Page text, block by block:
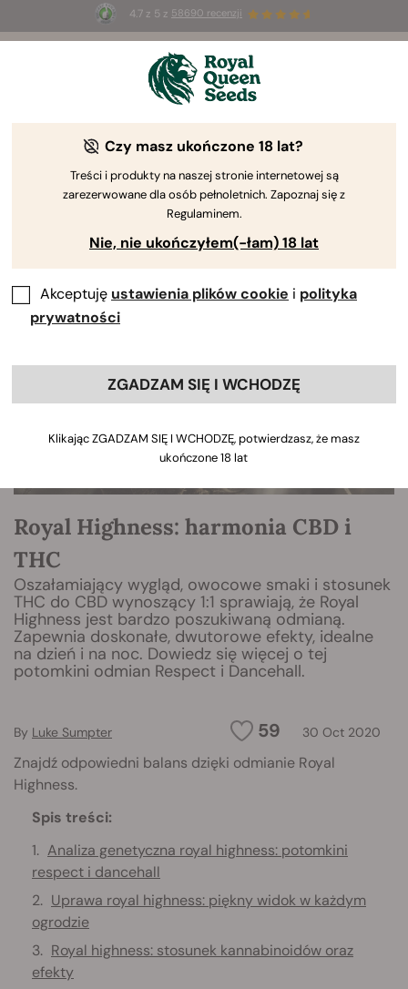
4.7 z 5 z 58690 recenzji
3 nasiona White Widow Auto
The RQS Blog
Odmiany i produkty
Royal Highness: harmonia CBD i
THC
Oszałamiający wygląd, owocowe smaki i stosunek
THC do CBD wynoszący 1:1 sprawiają, że Royal
Highness jest bardzo poszukiwaną odmianą.
Zapewnia doskonałe, dwutorowe efekty, idealne
na dzień i na noc. Dowiedz się więcej o tej
potomkini odmian Respect i Dancehall.
59 30 Oct 2020
By Luke Sumpter
Znajdź odpowiedni balans dzięki odmianie Royal
Highness.
Spis treści:
Analiza genetyczna royal highness: potomkini
respect i dancehall
Uprawa royal highness: piękny widok w każdym
ogrodzie
Royal highness: stosunek kannabinoidów oraz
efekty
Czy masz ukończone 18 lat?
Treści i produkty na naszej stronie internetowej są
zarezerwowane dla osób pełnoletnich. Zapoznaj się z
Regulaminem.
Nie, nie ukończyłem(-łam) 18 lat
Akceptuję ustawienia plików cookie i polityka
prywatności
ZGADZAM SIĘ I WCHODZĘ
Klikając ZGADZAM SIĘ I WCHODZĘ, potwierdzasz, że masz
ukończone 18 lat